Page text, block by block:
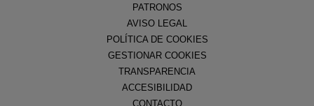
PATRONOS
AVISO LEGAL
POLÍTICA DE COOKIES
GESTIONAR COOKIES
TRANSPARENCIA
ACCESIBILIDAD
CONTACTO